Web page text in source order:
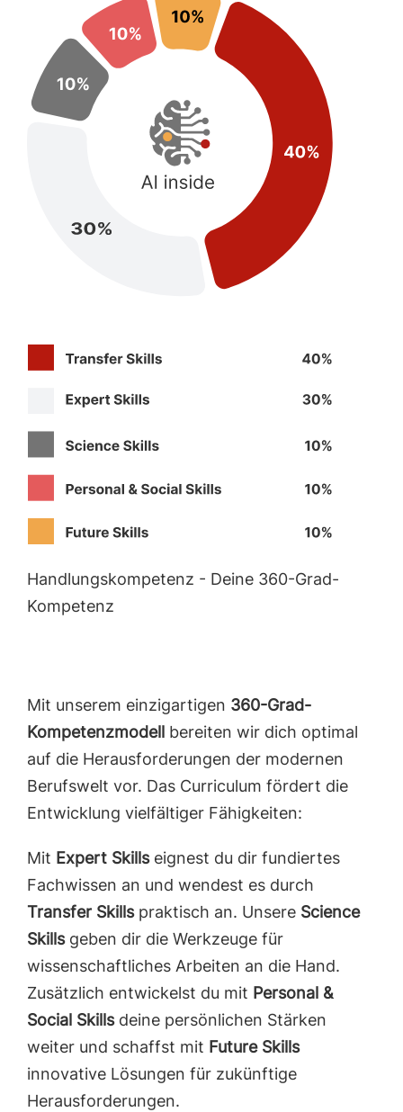
Handlungskompetenz - Deine 360-Grad-
Kompetenz
Mit unserem einzigartigen 360-Grad-
Kompetenzmodell bereiten wir dich optimal
auf die Herausforderungen der modernen
Berufswelt vor. Das Curriculum fördert die
Entwicklung vielfältiger Fähigkeiten:
Mit Expert Skillseignest du dir fundiertes
Fachwissen an und wendest es durch
Transfer Skillspraktisch an. Unsere Science
Skillsgeben dir die Werkzeuge für
wissenschaftliches Arbeiten an die Hand.
Zusätzlich entwickelst du mit Personal &
Social Skillsdeine persönlichen Stärken
weiter und schaffst mit Future Skills
innovative Lösungen für zukünftige
Herausforderungen.